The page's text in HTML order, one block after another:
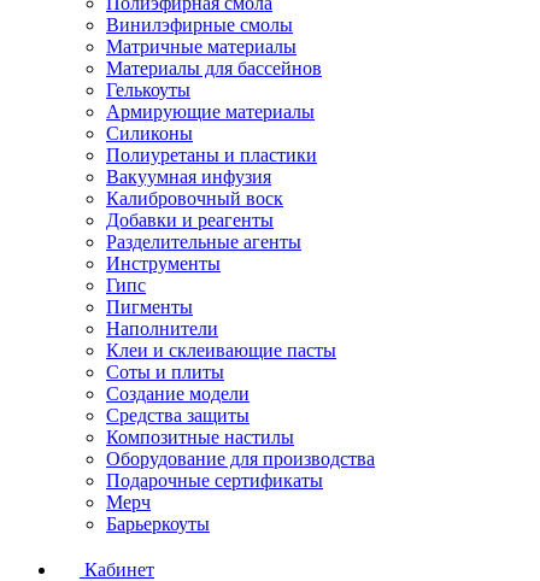
Винилэфирные смолы
Матричные материалы
Материалы для бассейнов
Гелькоуты
Армирующие материалы
Силиконы
Полиуретаны и пластики
Вакуумная инфузия
Калибровочный воск
Добавки и реагенты
Разделительные агенты
Инструменты
Гипс
Пигменты
Наполнители
Клеи и склеивающие пасты
Соты и плиты
Создание модели
Средства защиты
Композитные настилы
Оборудование для производства
Подарочные сертификаты
Мерч
Барьеркоуты
Кабинет